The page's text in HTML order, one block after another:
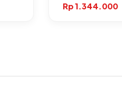
Rp1.344.000